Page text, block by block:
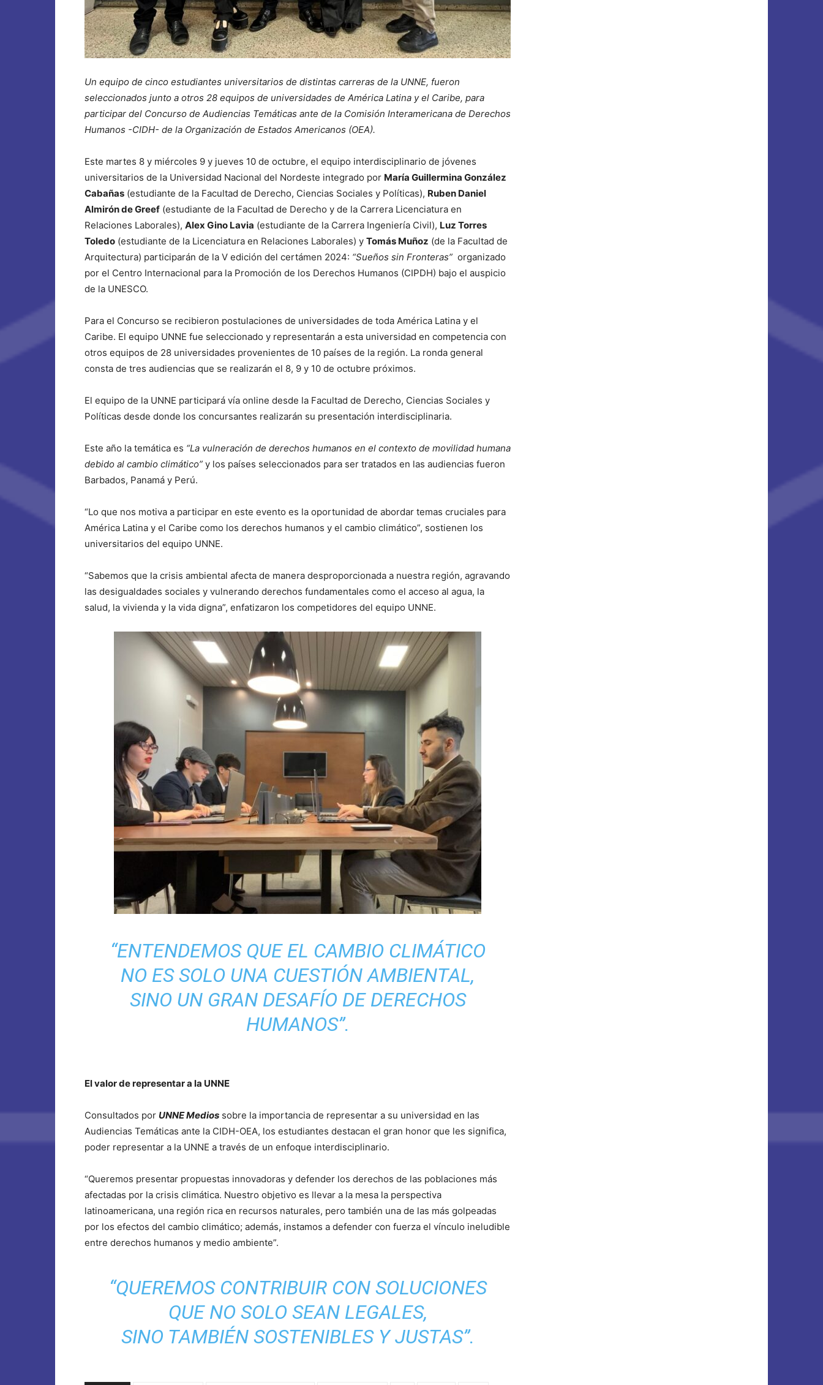
Un equipo de cinco estudiantes universitarios de distintas carreras de la UNNE, fueron
seleccionados junto a otros 28 equipos de universidades de América Latina y el Caribe, para
participar del Concurso de Audiencias Temáticas ante de la Comisión Interamericana de Derechos
Humanos -CIDH- de la Organización de Estados Americanos (OEA).
Este martes 8 y miércoles 9 y jueves 10 de octubre, el equipo interdisciplinario de jóvenes
universitarios de la Universidad Nacional del Nordeste integrado por María Guillermina González
Cabañas (estudiante de la Facultad de Derecho, Ciencias Sociales y Políticas), Ruben Daniel
Almirón de Greef (estudiante de la Facultad de Derecho y de la Carrera Licenciatura en
Relaciones Laborales), Alex Gino Lavia (estudiante de la Carrera Ingeniería Civil), Luz Torres
Toledo (estudiante de la Licenciatura en Relaciones Laborales) y Tomás Muñoz (de la Facultad de
Arquitectura) participarán de la V edición del certámen 2024: “Sueños sin Fronteras” organizado
por el Centro Internacional para la Promoción de los Derechos Humanos (CIPDH) bajo el auspicio
de la UNESCO.
Para el Concurso se recibieron postulaciones de universidades de toda América Latina y el
Caribe. El equipo UNNE fue seleccionado y representarán a esta universidad en competencia con
otros equipos de 28 universidades provenientes de 10 países de la región. La ronda general
consta de tres audiencias que se realizarán el 8, 9 y 10 de octubre próximos.
El equipo de la UNNE participará vía online desde la Facultad de Derecho, Ciencias Sociales y
Políticas desde donde los concursantes realizarán su presentación interdisciplinaria.
Este año la temática es “La vulneración de derechos humanos en el contexto de movilidad humana
debido al cambio climático” y los países seleccionados para ser tratados en las audiencias fueron
Barbados, Panamá y Perú.
“Lo que nos motiva a participar en este evento es la oportunidad de abordar temas cruciales para
América Latina y el Caribe como los derechos humanos y el cambio climático”, sostienen los
universitarios del equipo UNNE.
“Sabemos que la crisis ambiental afecta de manera desproporcionada a nuestra región, agravando
las desigualdades sociales y vulnerando derechos fundamentales como el acceso al agua, la
salud, la vivienda y la vida digna”, enfatizaron los competidores del equipo UNNE.
“ENTENDEMOS QUE EL CAMBIO CLIMÁTICO
NO ES SOLO UNA CUESTIÓN AMBIENTAL,
SINO UN GRAN DESAFÍO DE DERECHOS
HUMANOS”.
El valor de representar a la UNNE
Consultados por UNNE Medios sobre la importancia de representar a su universidad en las
Audiencias Temáticas ante la CIDH-OEA, los estudiantes destacan el gran honor que les significa,
poder representar a la UNNE a través de un enfoque interdisciplinario.
“Queremos presentar propuestas innovadoras y defender los derechos de las poblaciones más
afectadas por la crisis climática. Nuestro objetivo es llevar a la mesa la perspectiva
latinoamericana, una región rica en recursos naturales, pero también una de las más golpeadas
por los efectos del cambio climático; además, instamos a defender con fuerza el vínculo ineludible
entre derechos humanos y medio ambiente”.
“QUEREMOS CONTRIBUIR CON SOLUCIONES
QUE NO SOLO SEAN LEGALES,
SINO TAMBIÉN SOSTENIBLES Y JUSTAS”.